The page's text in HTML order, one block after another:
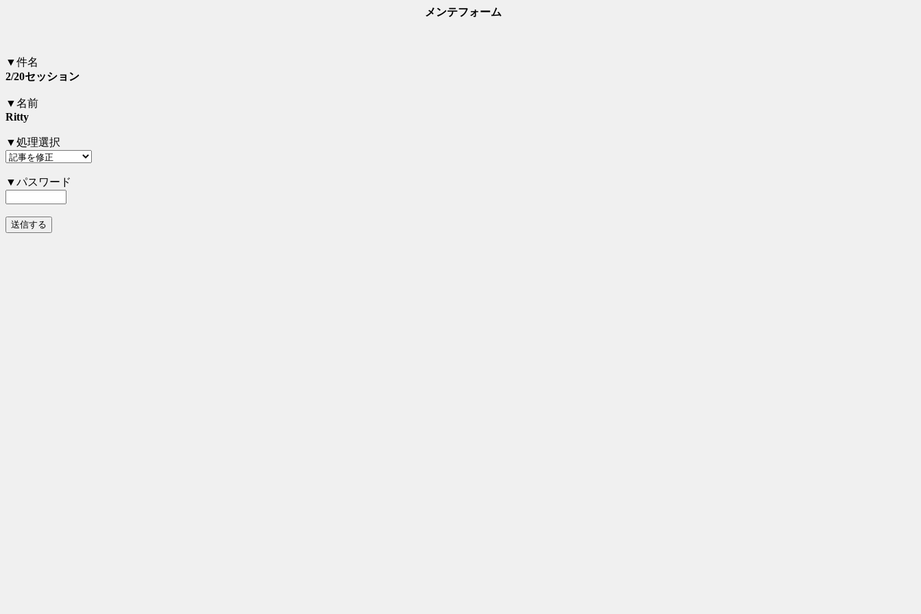
メンテフォーム
▼件名
2/20セッション
▼名前
Ritty
▼処理選択
▼パスワード